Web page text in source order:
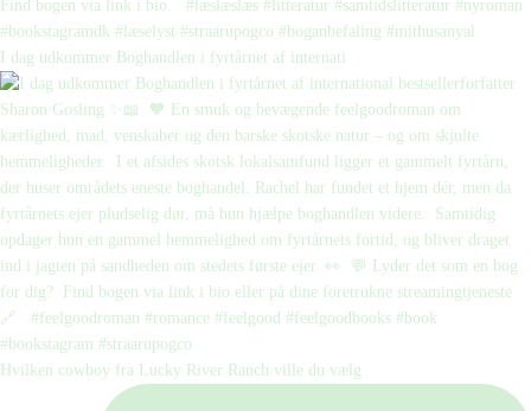
I dag udkommer Boghandlen i fyrtårnet af internati
Hvilken cowboy fra Lucky River Ranch ville du vælg